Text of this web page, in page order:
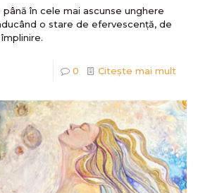
până în cele mai ascunse unghere
o stare de efervescență, de
0 Citește mai mult